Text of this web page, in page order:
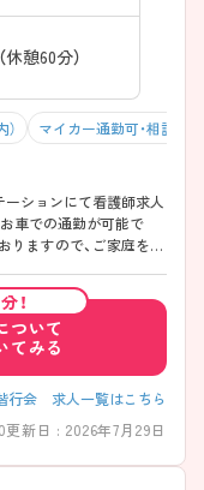
憩60分）
マイカー通勤可・相談可
ションにて看護師求人
車での通勤が可能で
りますので、ご家庭をお
お問い合わせください
！
ついて
てみる
行会 求人一覧はこちら
更新日 : 2026年7月29日